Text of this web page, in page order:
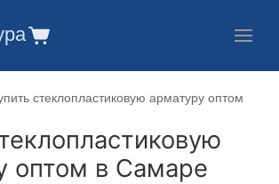
стеклопластиковую арматуру оптом
оптом в Самаре